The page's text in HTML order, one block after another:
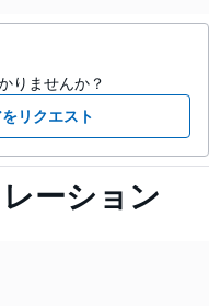
りませんか？
リクエスト
ーション